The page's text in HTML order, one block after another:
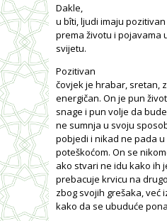
Dakle,
u bîti, ljudi imaju
prema životu i pojavama
svijetu.
Pozitivan
čovjek je hrabar, sretan,
energičan. On je pun
snage i pun volje da
ne sumnja u svoju
pobjedi i nikad ne pada
poteškoćom. On se
ako stvari ne idu kako ih
prebacuje krvicu na
zbog svojih grešaka, već
kako da se ubuduće